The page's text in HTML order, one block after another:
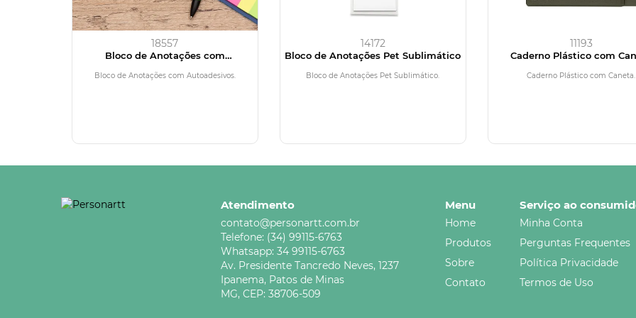
18557
Bloco de Anotações com
Autoadesivos
Bloco de Anotações com Autoadesivos.
14172
Bloco de Anotações Pet Sublimático
Bloco de Anotações Pet Sublimático.
11193
Caderno Plástico com
Caderno Plástico com Caneta.
Atendimento
contato@personartt.com.br
Telefone: (34) 99115-6763
Whatsapp: 34 99115-6763
Av. Presidente Tancredo Neves, 1237
Ipanema, Patos de Minas
MG, CEP: 38706-509
Menu
Home
Produtos
Sobre
Contato
Serviço ao
Minha Conta
Perguntas Frequentes
Política Privacidade
Termos de Uso